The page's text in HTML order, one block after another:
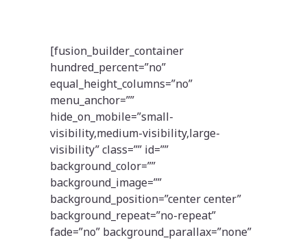
[fusion_builder_container
hundred_percent=”no”
equal_height_columns=”no”
menu_anchor=””
hide_on_mobile=”small-
visibility,medium-visibility,large-
visibility” class=”” id=””
background_color=””
background_image=””
background_position=”center center”
background_repeat=”no-repeat”
fade=”no” background_parallax=”none”